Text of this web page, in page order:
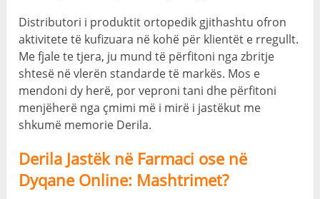
Distributori i produktit ortopedik gjithashtu ofron
aktivitete të kufizuara në kohë për klientët e rregullt.
Me fjale te tjera, ju mund të përfitoni nga zbritje
shtesë në vlerën standarde të markës. Mos e
mendoni dy herë, por veproni tani dhe përfitoni
menjëherë nga çmimi më i mirë i jastëkut me
shkumë memorie Derila.
Derila Jastëk në Farmaci ose në
Dyqane Online: Mashtrimet?